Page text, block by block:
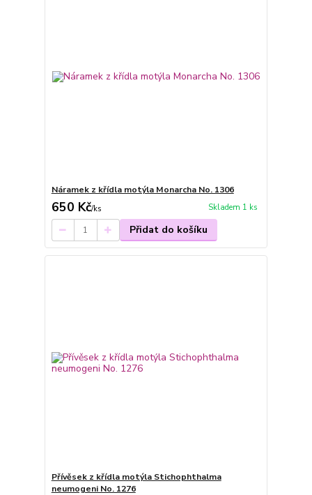
Náramek z křídla motýla Monarcha No. 1306
650 Kč/ks Skladem 1 ks
Přidat do košíku
Přívěsek z křídla motýla Stichophthalma
neumogeni No. 1276